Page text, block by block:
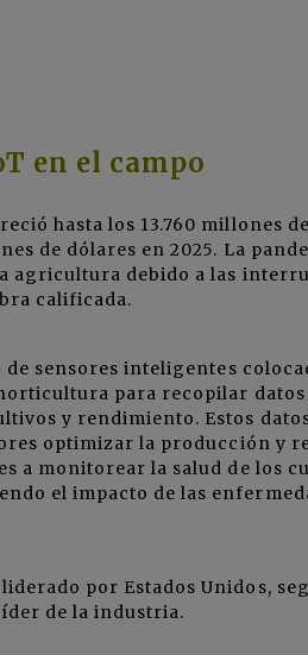
en el campo
hasta los 13.760 millones
de dólares en 2025. La
agricultura debido a las
calificada.
sensores inteligentes
para recopilar
y rendimiento. Estos
optimizar la producción y
a monitorear la salud de los
el impacto de las
por Estados Unidos,
de la industria.